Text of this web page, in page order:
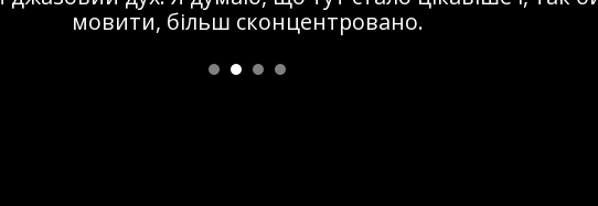
мовити, більш сконцентровано.